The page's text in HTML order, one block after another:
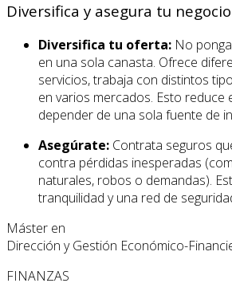
Diversifica y asegura tu negocio
Diversifica tu oferta: No
en una sola canasta. Ofrece
servicios, trabaja con distintos
en varios mercados. Esto reduce
depender de una sola fuente de
Asegúrate: Contrata seguros
contra pérdidas inesperadas
naturales, robos o demandas).
tranquilidad y una red de
Máster en
Dirección y Gestión Económico-
FINANZAS